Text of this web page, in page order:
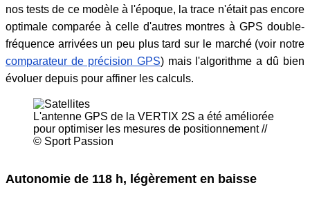
nos tests de ce modèle à l'époque, la trace n'était pas encore
optimale comparée à celle d'autres montres à GPS double-
fréquence arrivées un peu plus tard sur le marché (voir notre
comparateur de précision GPS) mais l'algorithme a dû bien
évoluer depuis pour affiner les calculs.
L'antenne GPS de la VERTIX 2S a été améliorée
pour optimiser les mesures de positionnement //
© Sport Passion
Autonomie de 118 h, légèrement en baisse